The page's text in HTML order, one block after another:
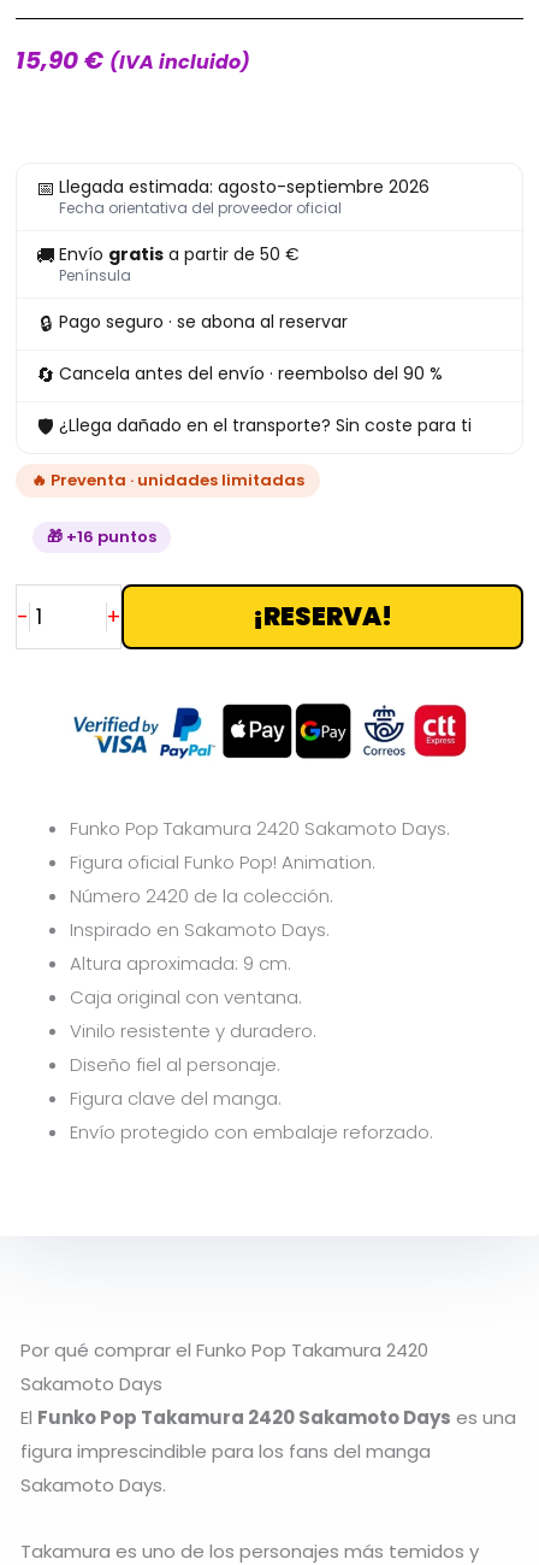
15,90€ (IVA incluido)
📅 Llegada estimada: agosto-septiembre 2026
Fecha orientativa del proveedor oficial
🚚 Envío gratis a partir de 50 €
Península
🔒 Pago seguro · se abona al reservar
🔄 Cancela antes del envío · reembolso del 90 %
🛡 ¿Llega dañado en el transporte? Sin coste para ti
🔥 Preventa · unidades limitadas
🎁 +16 puntos
-
Pop
2420
Days
cantidad
+ ¡RESERVA!
Funko Pop Takamura 2420 Sakamoto Days.
Figura oficial Funko Pop! Animation.
Número 2420 de la colección.
Inspirado en Sakamoto Days.
Altura aproximada: 9 cm.
Caja original con ventana.
Vinilo resistente y duradero.
Diseño fiel al personaje.
Figura clave del manga.
Envío protegido con embalaje reforzado.
Por qué comprar el Funko Pop Takamura 2420
Sakamoto Days
El Funko Pop Takamura 2420 Sakamoto Days es una
figura imprescindible para los fans del manga
Sakamoto Days.
Takamura es uno de los personajes más temidos y